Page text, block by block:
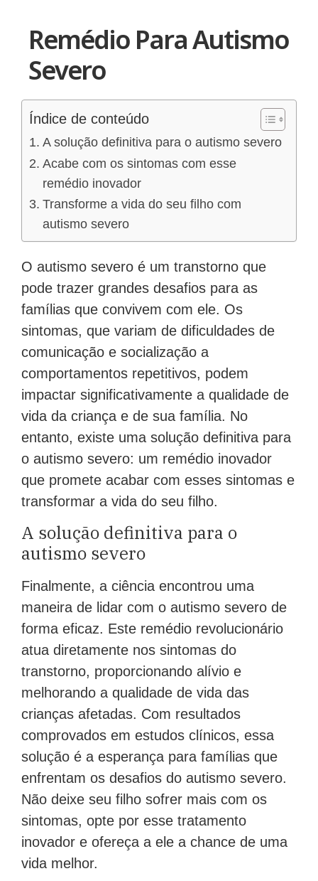
Remédio Para Autismo
Severo
Índice de conteúdo
A solução definitiva para o autismo severo
Acabe com os sintomas com esse
remédio inovador
Transforme a vida do seu filho com
autismo severo
O autismo severo é um transtorno que
pode trazer grandes desafios para as
famílias que convivem com ele. Os
sintomas, que variam de dificuldades de
comunicação e socialização a
comportamentos repetitivos, podem
impactar significativamente a qualidade de
vida da criança e de sua família. No
entanto, existe uma solução definitiva para
o autismo severo: um remédio inovador
que promete acabar com esses sintomas e
transformar a vida do seu filho.
A solução definitiva para o
autismo severo
Finalmente, a ciência encontrou uma
maneira de lidar com o autismo severo de
forma eficaz. Este remédio revolucionário
atua diretamente nos sintomas do
transtorno, proporcionando alívio e
melhorando a qualidade de vida das
crianças afetadas. Com resultados
comprovados em estudos clínicos, essa
solução é a esperança para famílias que
enfrentam os desafios do autismo severo.
Não deixe seu filho sofrer mais com os
sintomas, opte por esse tratamento
inovador e ofereça a ele a chance de uma
vida melhor.